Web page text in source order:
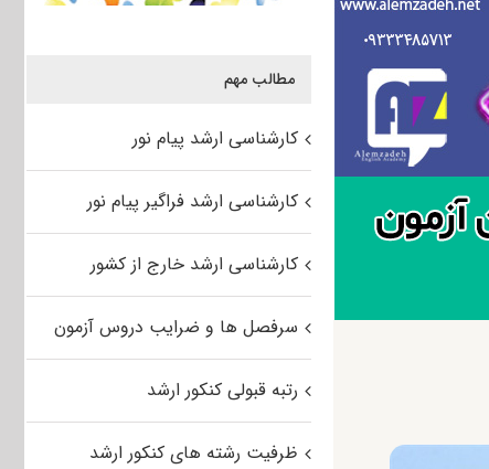
مطالب مهم
کارشناسی ارشد پیام نور
کارشناسی ارشد فراگیر پیام نور
کارشناسی ارشد خارج از کشور
سرفصل ها و ضرایب دروس آزمون
رتبه قبولی کنکور ارشد
ظرفیت رشته های کنکور ارشد